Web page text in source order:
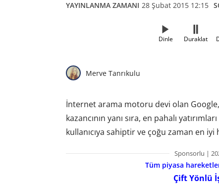
YAYINLANMA ZAMANI 28 Şubat 2015 12:15
Dinle Duraklat
Merve Tanrıkulu
İnternet arama motoru devi olan
kazancının yanı sıra, en pahalı
kullanıcıya sahiptir ve çoğu zaman en
Sponsorlu |
Tüm piyasa
Çift Yönlü